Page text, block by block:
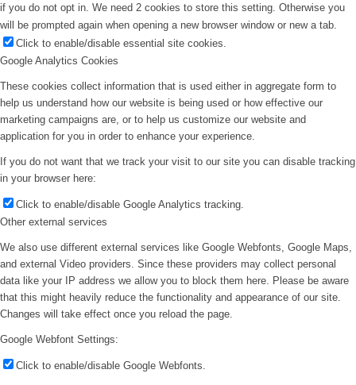
if you do not opt in. We need 2 cookies to store this setting. Otherwise you
will be prompted again when opening a new browser window or new a tab.
Click to enable/disable essential site cookies.
Google Analytics Cookies
These cookies collect information that is used either in aggregate form to
help us understand how our website is being used or how effective our
marketing campaigns are, or to help us customize our website and
application for you in order to enhance your experience.
If you do not want that we track your visit to our site you can disable tracking
in your browser here:
Click to enable/disable Google Analytics tracking.
Other external services
We also use different external services like Google Webfonts, Google Maps,
and external Video providers. Since these providers may collect personal
data like your IP address we allow you to block them here. Please be aware
that this might heavily reduce the functionality and appearance of our site.
Changes will take effect once you reload the page.
Google Webfont Settings:
Click to enable/disable Google Webfonts.